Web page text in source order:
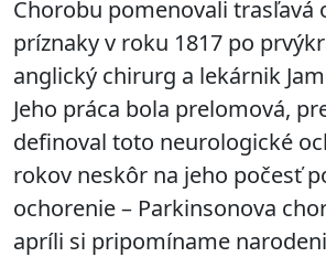
Chorobu pomenovali trasľavá
príznaky v roku 1817 po
anglický chirurg a lekárnik
Jeho práca bola prelomová,
definoval toto neurologické
rokov neskôr na jeho počesť
ochorenie – Parkinsonova
apríli si pripomíname